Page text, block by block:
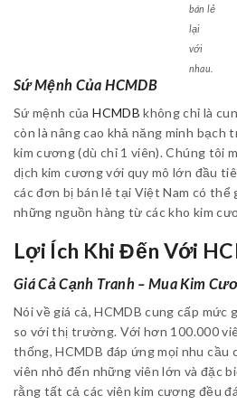
bán lẻ
lại
với
nhau.
Sứ Mệnh Của HCMDB
Sứ mệnh củaHCMDB không chỉ là
còn là nâng cao khả năng minh bạch
kim cương (dù chỉ 1 viên). Chúng tôi
dịch kim cương với quy mô lớn đầu
các đơn bị bán lẻ tại Việt Nam có
những nguồn hàng từ các kho kim
Lợi Ích Khi Đến Với
Giá Cả Cạnh Tranh – Mua Kim
Nói về giá cả, HCMDB cung cấp
so với thị trường. Với hơn 100.000
thống, HCMDB đáp ứng mọi nhu cầu
viên nhỏ đến những viên lớn và đặc
rằng tất cả các viên kim cương đều